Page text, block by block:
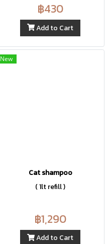
฿430
Add to Cart
New
Cat shampoo
( 1lt refill )
฿1,290
Add to Cart